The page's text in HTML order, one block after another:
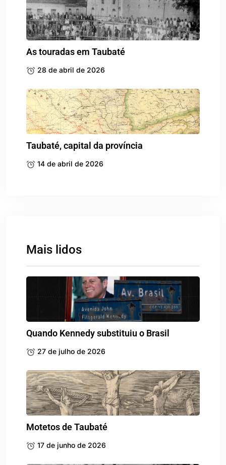
As touradas em Taubaté
28 de abril de 2026
Taubaté, capital da província
14 de abril de 2026
Mais lidos
Quando Kennedy substituiu o Brasil
27 de julho de 2026
Motetos de Taubaté
17 de junho de 2026